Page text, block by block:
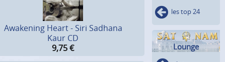
Awakening Heart - Siri Sadhana
Kaur CD
9,75€
les top 24
Lounge